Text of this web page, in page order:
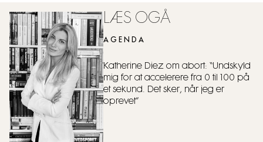
LÆS OGÅ
AGENDA
Katherine Diez om abort: “Undskyld
mig for at accelerere fra 0 til 100 på
et sekund. Det sker, når jeg er
oprevet”